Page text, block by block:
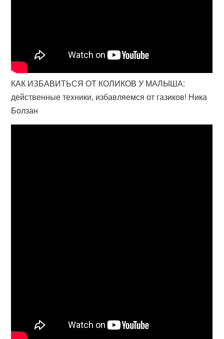
КАК ИЗБАВИТЬСЯ ОТ КОЛИКОВ У МАЛЫША:
действенные техники, избавляемся от газиков! Ника
Болзан